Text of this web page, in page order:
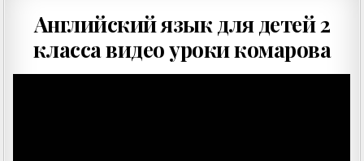
Английский язык для детей 2
класса видео уроки комарова